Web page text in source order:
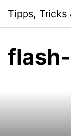
content
Tipps, Tricks